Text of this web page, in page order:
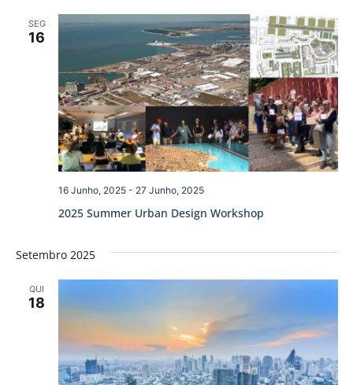
SEG
16
2025 Summer Urban Design Workshop
16 Junho, 2025- 27 Junho, 2025
Setembro 2025
QUI
18